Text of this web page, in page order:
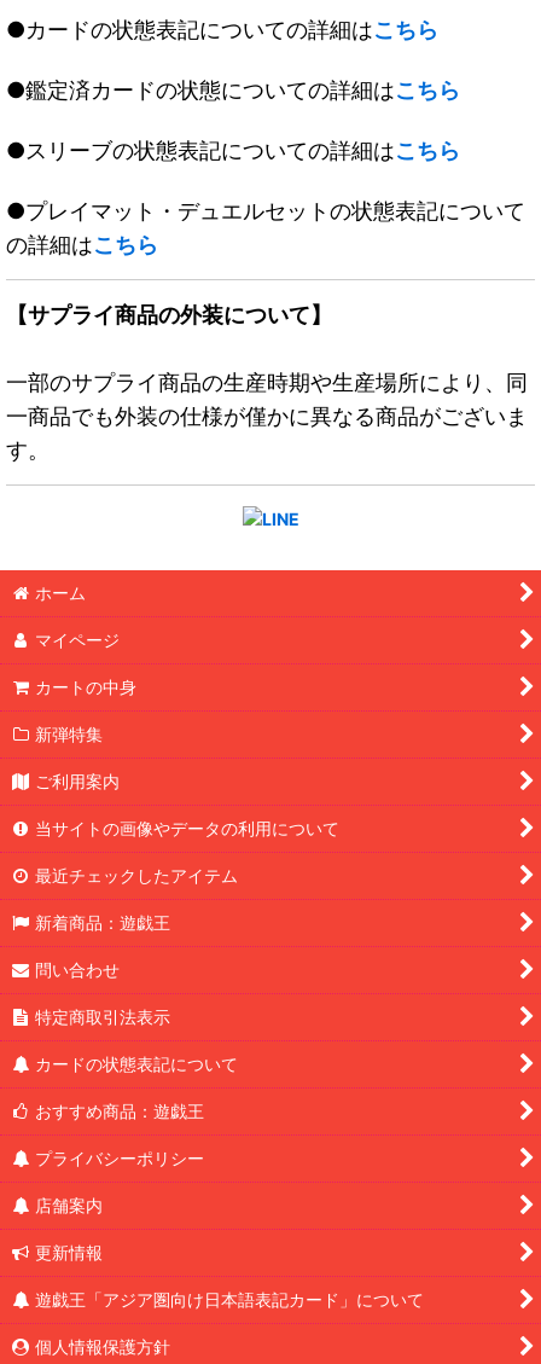
●カードの状態表記についての詳細はこちら
●鑑定済カードの状態についての詳細はこちら
●スリーブの状態表記についての詳細はこちら
●プレイマット・デュエルセットの状態表記について
の詳細はこちら
【サプライ商品の外装について】
一部のサプライ商品の生産時期や生産場所により、同
一商品でも外装の仕様が僅かに異なる商品がございま
す。
ホーム
マイページ
カートの中身
新弾特集
ご利用案内
当サイトの画像やデータの利用について
最近チェックしたアイテム
新着商品：遊戯王
問い合わせ
特定商取引法表示
カードの状態表記について
おすすめ商品：遊戯王
プライバシーポリシー
店舗案内
更新情報
遊戯王「アジア圏向け日本語表記カード」について
個人情報保護方針